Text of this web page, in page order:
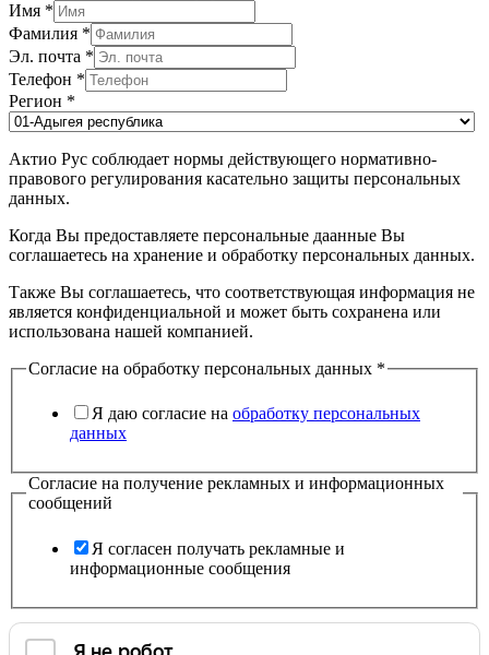
Имя *
Фамилия *
Эл. почта *
Телефон *
Регион *
Актио Рус соблюдает нормы действующего нормативно-
правового регулирования касательно защиты персональных
данных.
Когда Вы предоставляете персональные даанные Вы
соглашаетесь на хранение и обработку персональных данных.
Также Вы соглашаетесь, что соответствующая информация не
является конфиденциальной и может быть сохранена или
использована нашей компанией.
Согласие на обработку персональных данных *
Я даю согласие на обработку персональных
данных
Согласие на получение рекламных и информационных
сообщений
Я согласен получать рекламные и
информационные сообщения